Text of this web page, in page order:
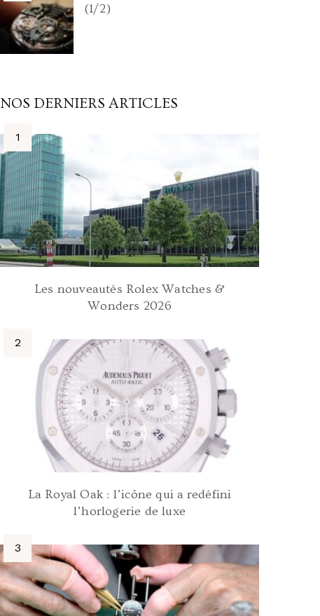
(1/2)
NOS DERNIERS ARTICLES
Les nouveautés Rolex Watches &
Wonders 2026
La Royal Oak : l’icône qui a redéfini
l’horlogerie de luxe